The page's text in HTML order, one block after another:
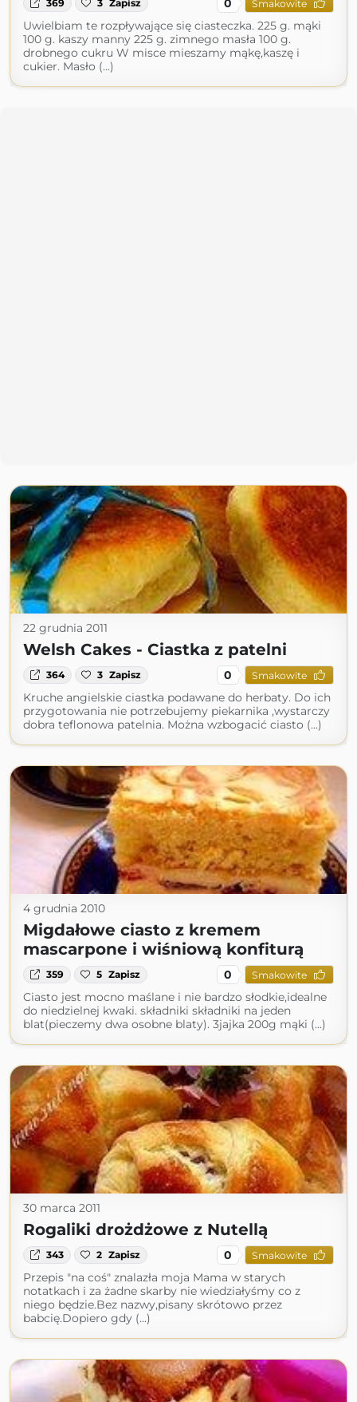
369 3 Zapisz Smakowite
Uwielbiam te rozpływające się ciasteczka. 225 g. mąki
100 g. kaszy manny 225 g. zimnego masła 100 g.
drobnego cukru W misce mieszamy mąkę,kaszę i
cukier. Masło (...)
22 grudnia 2011
Welsh Cakes - Ciastka z patelni
364 3 Zapisz 0 Smakowite
Kruche angielskie ciastka podawane do herbaty. Do ich
przygotowania nie potrzebujemy piekarnika ,wystarczy
dobra teflonowa patelnia. Można wzbogacić ciasto (...)
4 grudnia 2010
Migdałowe ciasto z kremem
mascarpone i wiśniową konfiturą
359 5 Zapisz 0 Smakowite
Ciasto jest mocno maślane i nie bardzo słodkie,idealne
do niedzielnej kwaki. składniki składniki na jeden
blat(pieczemy dwa osobne blaty). 3jajka 200g mąki (...)
30 marca 2011
Rogaliki drożdżowe z Nutellą
343 2 Zapisz 0 Smakowite
Przepis "na coś" znalazła moja Mama w starych
notatkach i za żadne skarby nie wiedziałyśmy co z
niego będzie.Bez nazwy,pisany skrótowo przez
babcię.Dopiero gdy (...)